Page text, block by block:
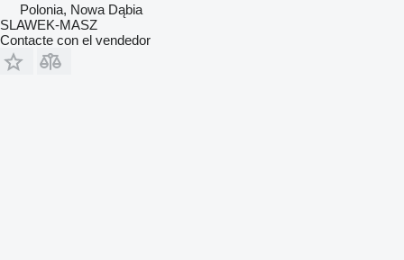
Polonia, Nowa Dąbia
SLAWEK-MASZ
Contacte con el vendedor